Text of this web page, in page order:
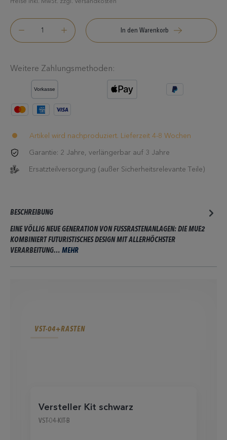
Preise inkl. MwSt. zzgl. Versandkosten
In den Warenkorb
Weitere Zahlungsmethoden:
Artikel wird nachproduziert. Lieferzeit 4-8 Wochen
Garantie: 2 Jahre, verlängerbar auf 3 Jahre
Ersatzteilversorgung (außer Sicherheitsrelevante Teile)
BESCHREIBUNG
EINE VÖLLIG NEUE GENERATION VON FUSSRASTENANLAGEN: DIE MUE2 K
OMBINIERT FUTURISTISCHES DESIGN MIT ALLERHÖCHSTER V
ERARBEITUNG… MEHR
VST-04+RASTEN
Versteller Kit schwarz
VST-04-KIT-B